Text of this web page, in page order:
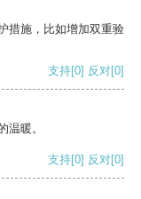
措施，比如增加双重验
支持[0] 反对[0]
温暖。
支持[0] 反对[0]